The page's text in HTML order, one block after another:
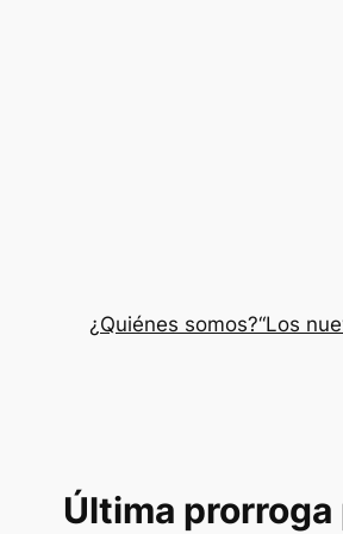
¿Quiénes somos?“Los
Última